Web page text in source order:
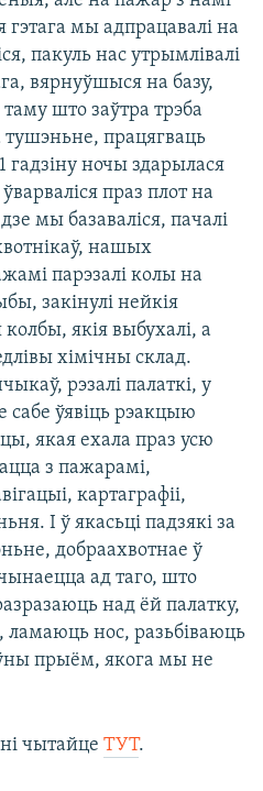
гэтага мы адпрацавалі на
пакуль нас утрымлівалі
вярнуўшыся на базу,
што заўтра трэба
тушэньне, працягваць
гадзіну ночы здарылася
праз плот на
мы базаваліся, пачалі
нашых
парэзалі колы на
закінулі нейкія
якія выбухалі, а
хімічны склад.
рэзалі палаткі, у
сабе ўявіць рэакцыю
якая ехала праз усю
з пажарамі,
картаграфіі,
І ў якасьці падзякі за
добраахвотнае ў
ад таго, што
над ёй палатку,
ламаюць нос, разьбіваюць
прыём, якога мы не
чытайце ТУТ.